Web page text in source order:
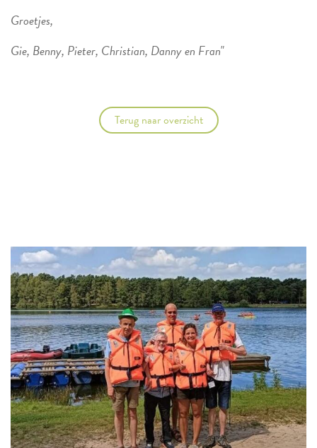
Groetjes,
Gie, Benny, Pieter, Christian, Danny en Fran"
Terug naar overzicht